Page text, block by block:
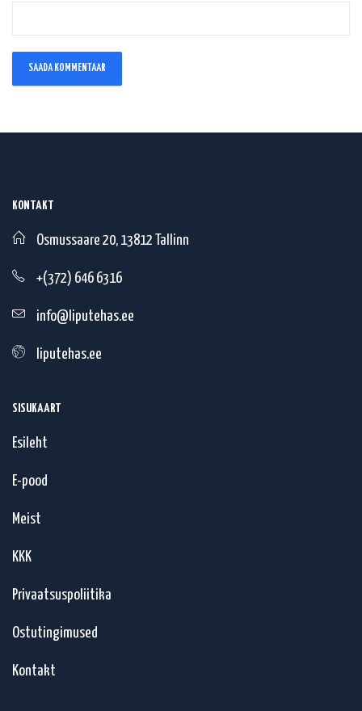
KONTAKT
Osmussaare 20, 13812 Tallinn
+(372) 646 6316
info@liputehas.ee
liputehas.ee
SISUKAART
Esileht
E-pood
Meist
KKK
Privaatsuspoliitika
Ostutingimused
Kontakt